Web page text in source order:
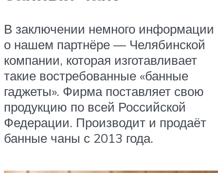
В заключении немного информации
о нашем партнёре — Челябинской
компании, которая изготавливает
такие востребованные «банные
гаджеты». Фирма поставляет свою
продукцию по всей Российской
Федерации. Производит и продаёт
банные чаны с 2013 года.